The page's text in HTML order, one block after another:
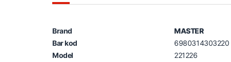
Brand
MASTER
Bar kod
6980314303220
Model
221226